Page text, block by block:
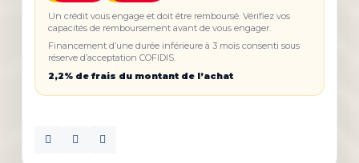
Un crédit vous engage et doit être remboursé. Vérifiez vos
capacités de remboursement avant de vous engager.
Financement d’une durée inférieure à 3 mois consenti sous
réserve d’acceptation COFIDIS.
2,2% de frais du montant de l’achat